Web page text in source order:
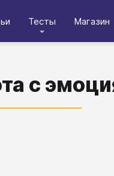
Тесты Магазин
с